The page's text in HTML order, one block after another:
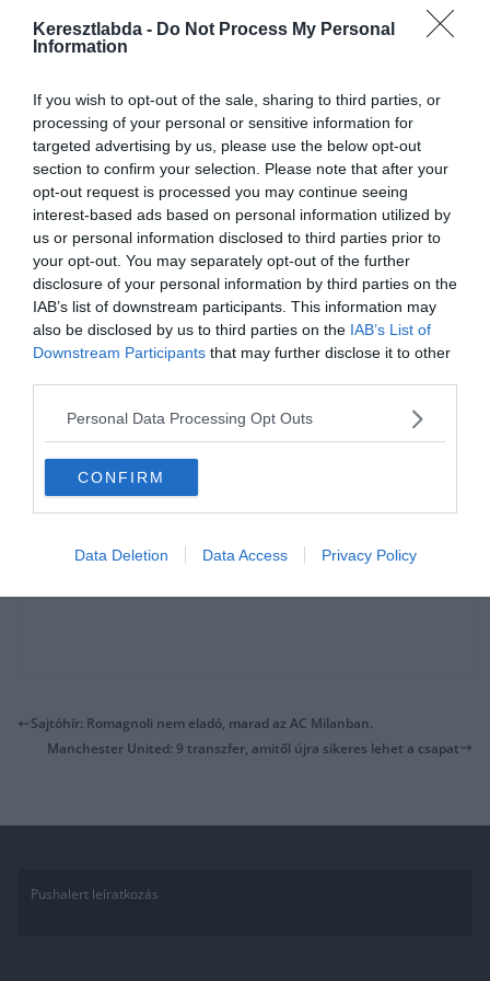
Keresztlabda - Do Not Process My Personal
Information
If you wish to opt-out of the sale, sharing to third parties, or
processing of your personal or sensitive information for
targeted advertising by us, please use the below opt-out
section to confirm your selection. Please note that after your
opt-out request is processed you may continue seeing
interest-based ads based on personal information utilized by
us or personal information disclosed to third parties prior to
your opt-out. You may separately opt-out of the further
disclosure of your personal information by third parties on the
IAB’s list of downstream participants. This information may
also be disclosed by us to third parties on the IAB’s List of
Downstream Participants that may further disclose it to other
Personal Data Processing Opt Outs
CONFIRM
Data Deletion Data Access Privacy Policy
klubjaimnál és furcsa lenne, ha egy év után távoznék az Intertől.
Három éves szerződésem van, szóval nyugodt vagyok.” -mondta a
“Az Inter az a csapat, akik akartak. Fejlődni szeretnének és én is,
meglátjuk hova jutunk. Boldog vagyok a csapatnál.”
Nainggolan elmondta véleményét az Inter friss edzőjéről, Antonio
Contéról is:
“A karrireem során sok jó edzővel és jó emberrel volt dolgom, de
volt kevésbé tehetségesek is köztük. Győzni szeretnék, a klub úgy
döntött, hogy szükséges az edző váltás. A vezetőség elmondta,
hogy mennyire jó Conte.”
Sajtóhír: Romagnoli nem eladó, marad az AC Milanban.
Manchester United: 9 transzfer, amitől újra sikeres lehet a csapat
Pushalert leíratkozás